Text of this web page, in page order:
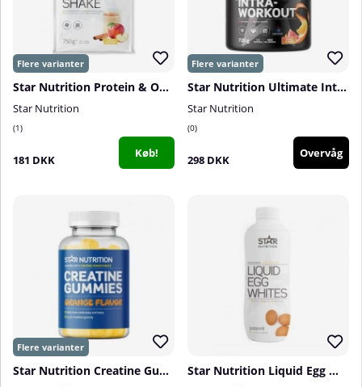
Star Nutrition Protein & Oat Breakfast Shake, 750 g
Star Nutrition
1
181 DKK Køb!
Star Nutrition Ultimate Intra Workout, 720 g
Star Nutrition
0
298 DKK Overvåg
Star Nutrition Creatine Gummies, 75 stk Star Nutrition Liquid Egg Whites, 1000 ml